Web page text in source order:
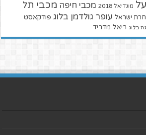
מונדיאל 2018 מכבי חיפה מכבי תל
ישראל עופר גולדמן בלוג פודקאסט
בלוג ריאל מדריד